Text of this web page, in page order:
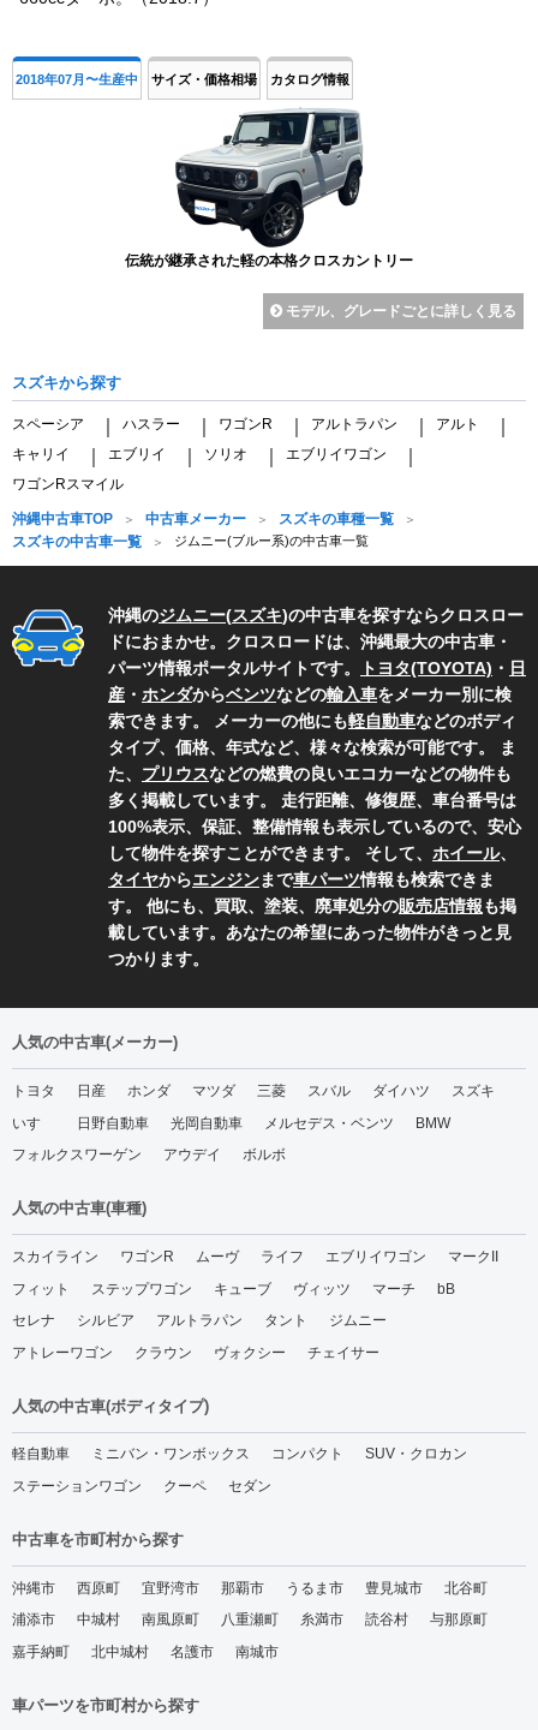
2018年07月〜生産中 サイズ・価格相場 カタログ情報
伝統が継承された軽の本格クロスカントリー
モデル、グレードごとに詳しく見る
スズキから探す
スペーシア ハスラー ワゴンR アルトラパン アルト
キャリイ エブリイ ソリオ エブリイワゴン
ワゴンRスマイル
沖縄中古車TOP 中古車メーカー
スズキの車種一覧
スズキの中古車一覧
ジムニー(ブルー系)の中古車一覧
沖縄のジムニー(スズキ)の中古車を探すならクロスロー
ドにおまかせ。クロスロードは、沖縄最大の中古車・
パーツ情報ポータルサイトです。
トヨタ(TOYOTA) ・ 日
産 ・ ホンダからベンツなどの輸入車をメーカー別に検
索できます。 メーカーの他にも軽自動車などのボディ
タイプ、価格、年式など、様々な検索が可能です。 ま
た、 プリウスなどの燃費の良いエコカーなどの物件も
多く掲載しています。 走行距離、修復歴、車台番号は
100%表示、保証、整備情報も表示しているので、安心
して物件を探すことができます。 そして、 ホイール、
タイヤからエンジンまで車パーツ情報も検索できま
す。 他にも、買取、塗装、廃車処分の販売店情報も掲
載しています。あなたの希望にあった物件がきっと見
つかります。
人気の中古車(メーカー)
トヨタ 日産 ホンダ マツダ 三菱 スバル ダイハツ
スズキ
いすゞ
日野自動車 光岡自動車 メルセデス・ベンツ
BMW
フォルクスワーゲン
アウデイ ボルボ
人気の中古車(車種)
スカイライン ワゴンR ムーヴ ライフ エブリイワゴン
マークII
フィット
ステップワゴン キューブ ヴィッツ マーチ
bB
セレナ
シルビア アルトラパン タント
ジムニー
アトレーワゴン
クラウン ヴォクシー チェイサー
人気の中古車(ボディタイプ)
軽自動車 ミニバン・ワンボックス コンパクト
SUV・クロカン
ステーションワゴン
クーペ セダン
中古車を市町村から探す
沖縄市 西原町 宜野湾市 那覇市 うるま市 豊見城市
北谷町
浦添市
中城村 南風原町 八重瀬町 糸満市 読谷村
与那原町
嘉手納町
北中城村 名護市 南城市
車パーツを市町村から探す